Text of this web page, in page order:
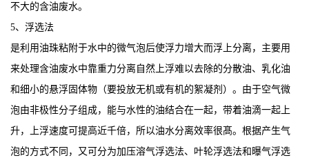
不大的含油废水。
5、浮选法
是利用油珠粘附于水中的微气泡后使浮力增大而浮上分离，主要用
来处理含油废水中靠重力分离自然上浮难以去除的分散油、乳化油
和细小的悬浮固体物（要投放无机或有机的絮凝剂）。由于空气微
泡由非极性分子组成，能与水性的油结合在一起，带着油滴一起上
升，上浮速度可提高近千倍，所以油水分离效率很髙。根据产生气
泡的方式不同，又可分为加压溶气浮选法、叶轮浮选法和曝气浮选